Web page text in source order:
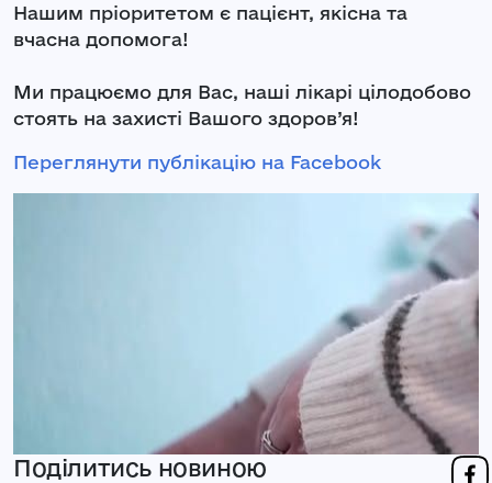
Нашим пріоритетом є пацієнт, якісна та
вчасна допомога!
Ми працюємо для Вас, наші лікарі цілодобово
стоять на захисті Вашого здоров’я!
Переглянути публікацію на Facebook
Поділитись новиною